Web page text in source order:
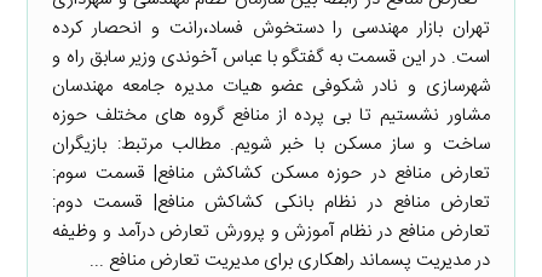
تهران بازار مهندسی را دستخوش فساد،رانت و انحصار کرده
است. در این قسمت به گفتگو با عباس آخوندی وزیر سابق راه و
شهرسازی و نادر شکوفی عضو هیات مدیره جامعه مهندسان
مشاور نشستیم تا بی پرده از منافع گروه های مختلف حوزه
ساخت و ساز مسکن با خبر شویم. مطالب مرتبط: بازیگران
تعارض منافع در حوزه مسکن کشاکش منافع| قسمت سوم:
تعارض منافع در نظام بانکی کشاکش منافع| قسمت دوم:
تعارض منافع در نظام آموزش و پرورش تعارض درآمد و وظیفه
در مدیریت پسماند راهکاری برای مدیریت تعارض منافع ...